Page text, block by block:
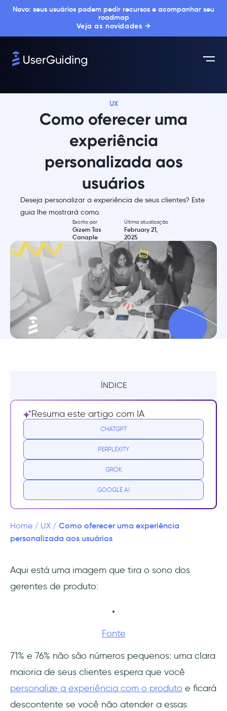
Novo: seus usuários podem pedir recursos e acompanhar seu
roadmap
Veja as novidades →
UX
Como oferecer uma
experiência
personalizada aos
usuários
Deseja personalizar a experiência de seus clientes? Este
guia lhe mostrará como.
Escrito por
Gizem Tas
Canaple
Última atualização
February 21,
2025
ÍNDICE
Resumo
O que é uma experiência de produto
personalizada?
Como personalizar a experiência de produto
Passo 1: Entenda profundamente seus
Passo 2: Use a tecnologia para atingir todo o
seu potencial
Passo 3: Escolha as estratégias de
continuamente
Desafios comuns para personalizar a
experiência do produto
Resuma este artigo com IA
CHATGPT
PERPLEXITY
GROK
GOOGLE AI
Home / UX / Como oferecer uma experiência
personalizada aos usuários
Aqui está uma imagem que tira o sono dos
gerentes de produto:
Fonte
71% e 76% não são números pequenos: uma clara
maioria de seus clientes espera que você
personalize a experiência com o produto e ficará
descontente se você não atender a essas